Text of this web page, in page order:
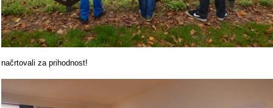
načrtovali za prihodnost!